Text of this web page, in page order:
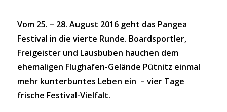
Vom 25. – 28. August 2016 geht das Pangea
Festival in die vierte Runde. Boardsportler,
Freigeister und Lausbuben hauchen dem
ehemaligen Flughafen-Gelände Pütnitz einmal
mehr kunterbuntes Leben ein – vier Tage
frische Festival-Vielfalt.